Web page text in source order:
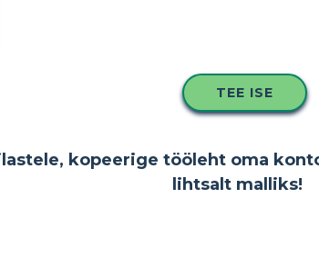
TEE ISE
kopeerige tööleht oma
lihtsalt malliks!